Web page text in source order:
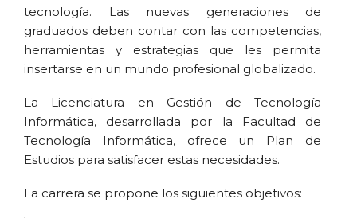
tecnología. Las nuevas generaciones de
graduados deben contar con las competencias,
herramientas y estrategias que les permita
insertarse en un mundo profesional globalizado.
La Licenciatura en Gestión de Tecnología
Informática, desarrollada por la Facultad de
Tecnología Informática, ofrece un Plan de
Estudios para satisfacer estas necesidades.
La carrera se propone los siguientes objetivos: